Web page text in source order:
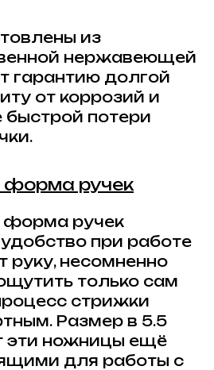
из
нержавеющей
гарантию долгой
от коррозий и
быстрой потери
ручек
форма ручек
при работе
руку, несомненно
только сам
стрижки
Размер в 5.5
эти ножницы ещё
для работы с